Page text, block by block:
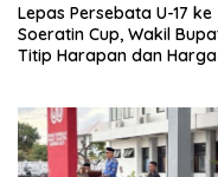
Lepas Persebata U-17 ke
Soeratin Cup, Wakil
Titip Harapan dan